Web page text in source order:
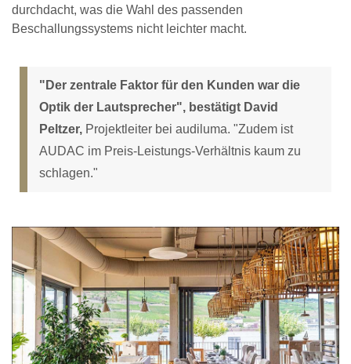
durchdacht, was die Wahl des passenden
Beschallungssystems nicht leichter macht.
"Der zentrale Faktor für den Kunden war die
Optik der Lautsprecher", bestätigt David
Peltzer, Projektleiter bei audiluma. "Zudem ist
AUDAC im Preis-Leistungs-Verhältnis kaum zu
schlagen."